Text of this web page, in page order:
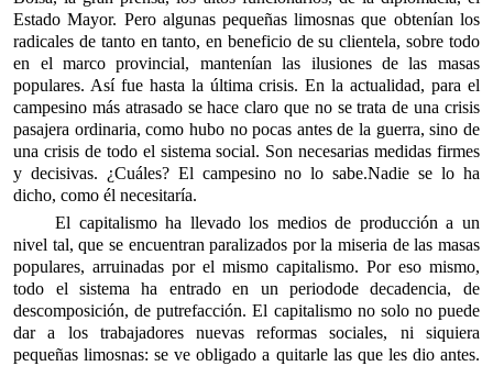
Estado Mayor. Pero algunas pequeñas limosnas que obtenían los
radicales de tanto en tanto, en beneficio de su clientela, sobre todo
en el marco provincial, mantenían las ilusiones de las masas
populares. Así fue hasta la última crisis. En la actualidad, para el
campesino más atrasado se hace claro que no se trata de una crisis
pasajera ordinaria, como hubo no pocas antes de la guerra, sino de
una crisis de todo el sistema social. Son necesarias medidas firmes
y decisivas. ¿Cuáles? El campesino no lo sabe.Nadie se lo ha
dicho, como él necesitaría.
El capitalismo ha llevado los medios de producción a un
nivel tal, que se encuentran paralizados por la miseria de las masas
populares, arruinadas por el mismo capitalismo. Por eso mismo,
todo el sistema ha entrado en un periodode decadencia, de
descomposición, de putrefacción. El capitalismo no solo no puede
dar a los trabajadores nuevas reformas sociales, ni siquiera
pequeñas limosnas: se ve obligado a quitarle las que les dio antes.